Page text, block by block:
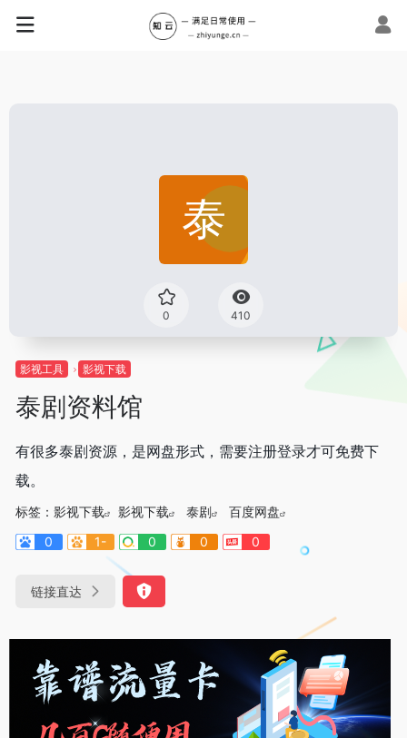
0 410
影视工具 影视下载
泰剧资料馆
有很多泰剧资源，是网盘形式，需要注册登录才可免费下
载。
标签： 影视下载 影视下载 泰剧
百度网盘
0
1- 0 0 0
链接直达